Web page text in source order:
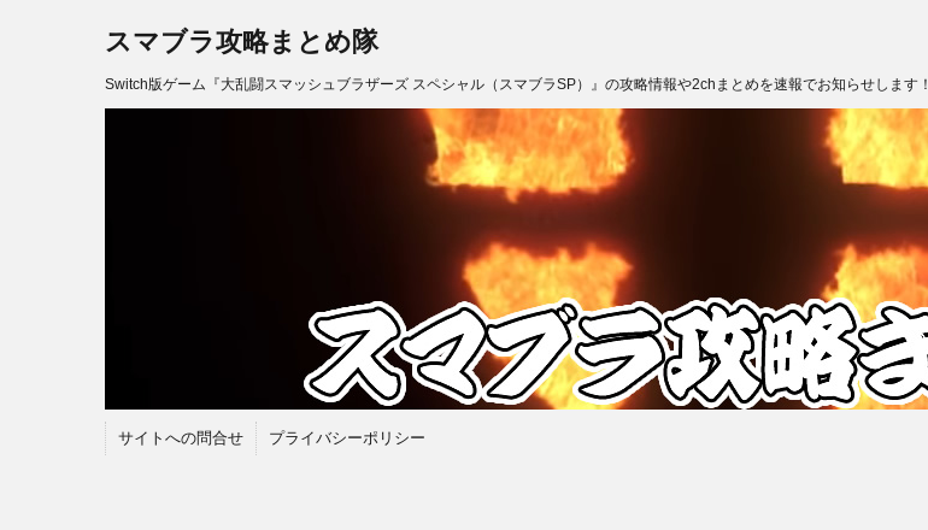
スマブラ攻略まとめ隊
Switch版ゲーム『大乱闘スマッシュブラザーズ スペシャル（スマブラSP）』の攻略情報や2chまとめを速報でお知らせします！
サイトへの問合せ プライバシーポリシー